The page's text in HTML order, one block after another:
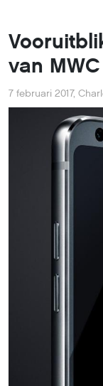
van
7 februari 2017,